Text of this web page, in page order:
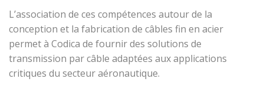
Embouts sertis
cylindriques
avec vis de
serrrage
Embouts de
L’association de ces compétences autour de la
conception et la fabrication de câbles fin en acier
permet à Codica de fournir des solutions de
transmission par câble adaptées aux applications
critiques du secteur aéronautique.